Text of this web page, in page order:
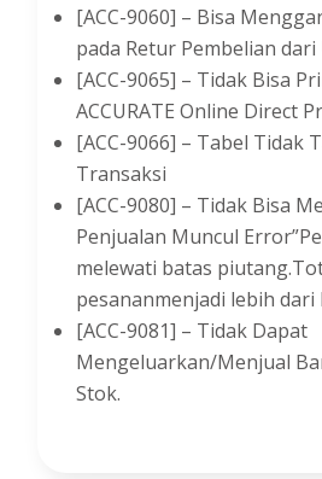
[ACC-9060] – Bisa
pada Retur Pembelian
[ACC-9065] – Tidak Bisa
ACCURATE Online Direct
[ACC-9066] – Tabel Tidak
Transaksi
[ACC-9080] – Tidak Bisa
Penjualan Muncul
melewati batas
pesananmenjadi lebih dari
[ACC-9081] – Tidak Dapat
Mengeluarkan/Menjual
Stok.